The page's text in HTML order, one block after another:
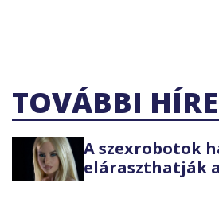
TOVÁBBI
A szexrobotok
eláraszthatják